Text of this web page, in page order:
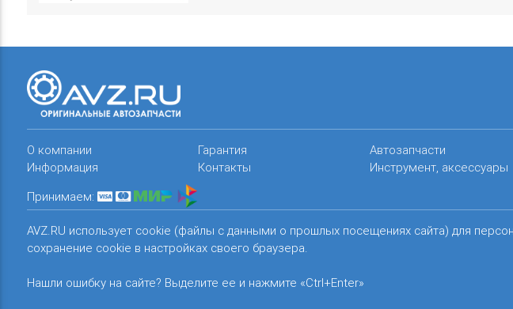
О компании
Информация
Гарантия
Контакты
Автозапчасти
Инструмент, аксессуары
Принимаем:
AVZ.RU использует cookie (файлы с данными о прошлых посещениях сайта) для
сохранение cookie в настройках своего браузера.
Нашли ошибку на сайте? Выделите ее и нажмите «Ctrl+Enter»